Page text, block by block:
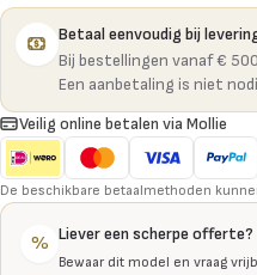
Betaal eenvoudig bij
Bij bestellingen vanaf €
Een aanbetaling is niet
Veilig online betalen via Mollie
De beschikbare betaalmethoden
% Liever een scherpe offerte?
Bewaar dit model en vraag